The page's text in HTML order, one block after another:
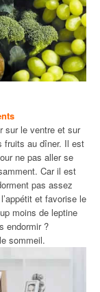
sur le ventre et sur
fruits au dîner. Il est
ne pas aller se
Car il est
pas assez
et favorise le
moins de leptine
endormir ?
sommeil.